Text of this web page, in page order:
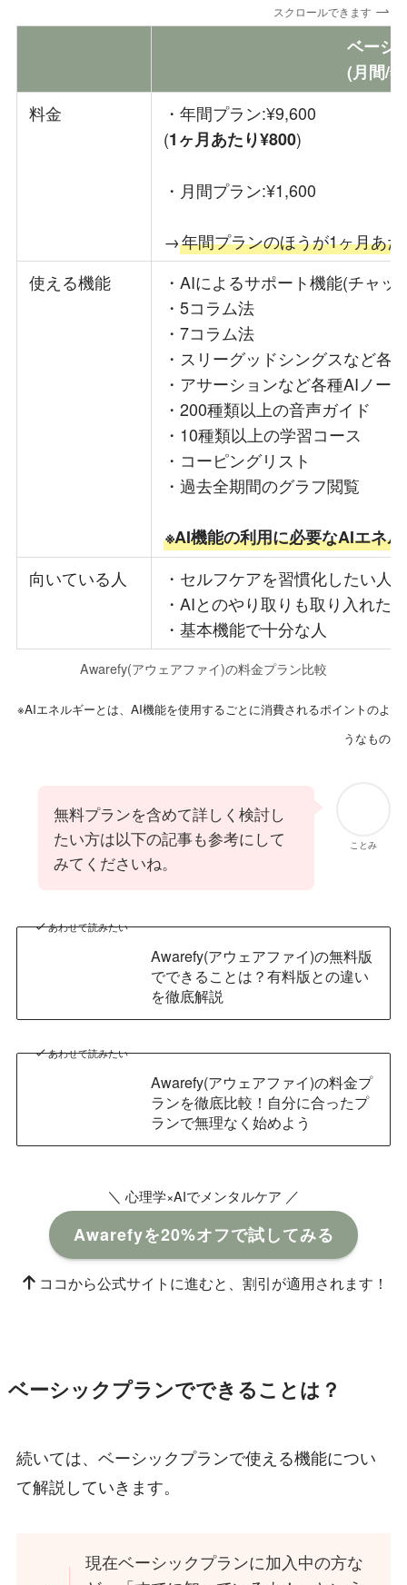
スクロールできます
ベーシ
(月間/
料金
・年間プラン:¥9,600
(1ヶ月あたり¥800)
・月間プラン:¥1,600
→年間プランのほうが1ヶ月あ
使える機能
・AIによるサポート機能(チャ
・5コラム法
・7コラム法
・スリーグッドシングスなど各
・アサーションなど各種AIノー
・200種類以上の音声ガイド
・10種類以上の学習コース
・コーピングリスト
・過去全期間のグラフ閲覧
※AI機能の利用に必要なAIエネ
向いている人
・セルフケアを習慣化したい人
・AIとのやり取りも取り入れた
・基本機能で十分な人
Awarefy(アウェアファイ)の料金プラン比較
※AIエネルギーとは、AI機能を使用するごとに消費されるポイントのよ
うなもの
ことみ
無料プランを含めて詳しく検討し
たい方は以下の記事も参考にして
みてくださいね。
あわせて読みたい
Awarefy(アウェアファイ)の無料版
でできることは？有料版との違い
を徹底解説
あわせて読みたい
Awarefy(アウェアファイ)の料金プ
ランを徹底比較！自分に合ったプ
ランで無理なく始めよう
＼ 心理学×AIでメンタルケア ／
Awarefyを20%オフで試してみる
ココから公式サイトに進むと、割引が適用されます！
ベーシックプランでできることは？
続いては、ベーシックプランで使える機能につい
て解説していきます。
現在ベーシックプランに加入中の方な